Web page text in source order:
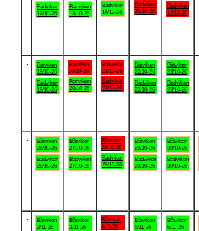
Badviken
12/10-26
Badviken
13/10-26
Badviken
14/10-26
Badviken
15/10-26
Badviken
16/10-26
Båtviken
19/10-26
Badviken
19/10-26
Båtviken
20/10-26
Badviken
20/10-26
Båtviken
21/10-26
Badviken
21/10-26
Båtviken
22/10-26
Badviken
22/10-26
Båtviken
23/10-26
Badviken
23/10-26
Båtviken
26/10-26
Badviken
26/10-26
Båtviken
27/10-26
Badviken
27/10-26
Båtviken
28/10-26
Badviken
28/10-26
Båtviken
29/10-26
Badviken
29/10-26
Båtviken
30/10-26
Badviken
30/10-26
Båtviken
2/11-26
Båtviken
3/11-26
Båtviken
4/11-26
Båtviken
5/11-26
Båtviken
6/11-26